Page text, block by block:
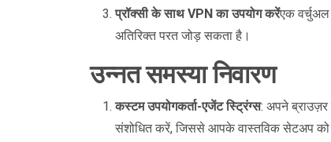
प्रॉक्सी के साथ VPN का उपयोग करेंएक
अतिरिक्त परत जोड़ सकता है।
उन्नत समस्या निवारण
कस्टम उपयोगकर्ता-एजेंट स्ट्रिंग्स: अपने
संशोधित करें, जिससे आपके वास्तविक सेटअप को